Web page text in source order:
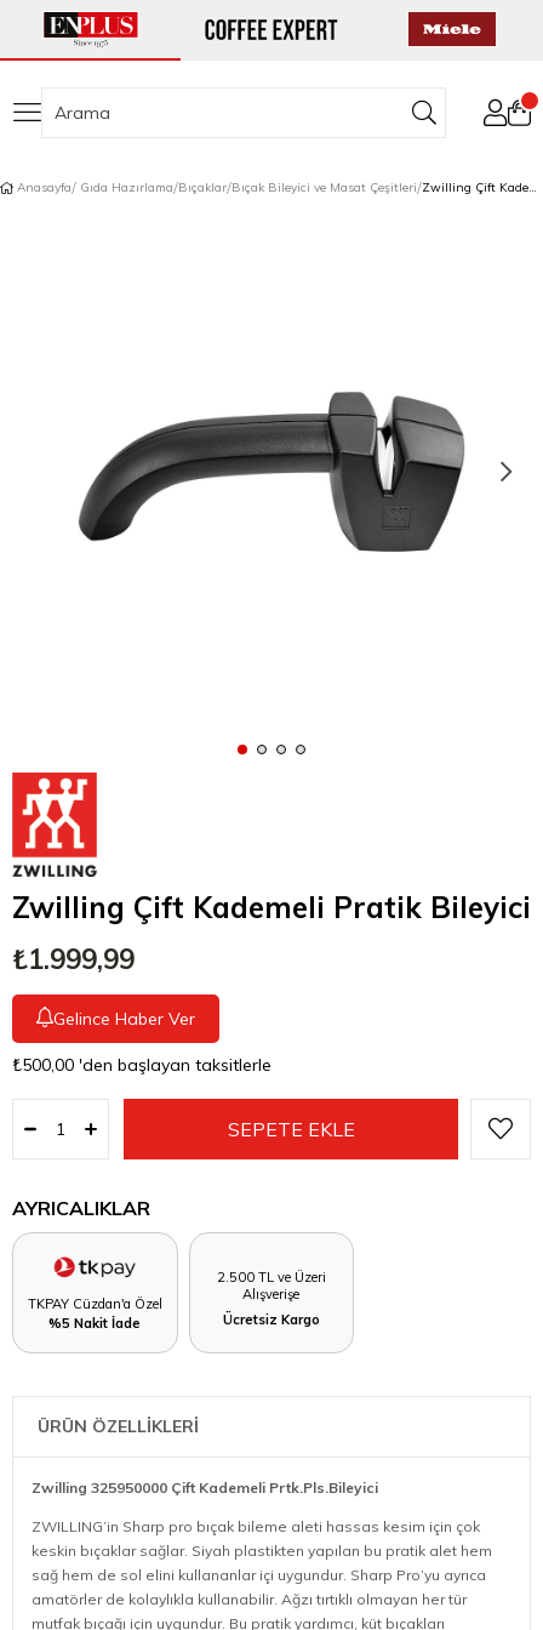
Anasayfa Gıda Hazırlama Bıçaklar Bıçak Bileyici ve Masat Çeşitleri Zwilling Çift Kademeli Pratik Bileyici
Zwilling Çift Kademeli Pratik Bileyici
₺1.999,99
Gelince Haber Ver
₺500,00 'den başlayan taksitlerle
AYRICALIKLAR
TKPAY Cüzdan'a Özel
%5 Nakit İade
2.500 TL ve Üzeri
Alışverişe
Ücretsiz Kargo
ÜRÜN ÖZELLİKLERİ
Zwilling 325950000 Çift Kademeli Prtk.Pls.Bileyici
ZWILLING’in Sharp pro bıçak bileme aleti hassas kesim için çok
keskin bıçaklar sağlar. Siyah plastikten yapılan bu pratik alet hem
sağ hem de sol elini kullananlar içi uygundur. Sharp Pro’yu ayrıca
amatörler de kolaylıkla kullanabilir. Ağzı tırtıklı olmayan her tür
mutfak bıçağı için uygundur. Bu pratik yardımcı, küt bıçakları